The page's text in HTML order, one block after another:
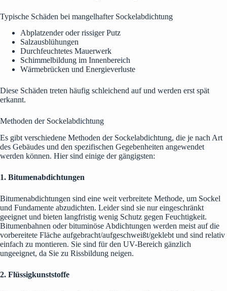
Typische Schäden bei mangelhafter Sockelabdichtung
Abplatzender oder rissiger Putz
Salzausblühungen
Durchfeuchtetes Mauerwerk
Schimmelbildung im Innenbereich
Wärmebrücken und Energieverluste
Diese Schäden treten häufig schleichend auf und werden erst spät
erkannt.
Methoden der Sockelabdichtung
Es gibt verschiedene Methoden der Sockelabdichtung, die je nach Art
des Gebäudes und den spezifischen Gegebenheiten angewendet
werden können. Hier sind einige der gängigsten:
1. Bitumenabdichtungen
Bitumenabdichtungen sind eine weit verbreitete Methode, um Sockel
und Fundamente abzudichten. Leider sind sie nur eingeschränkt
geeignet und bieten langfristig wenig Schutz gegen Feuchtigkeit.
Bitumenbahnen oder bituminöse Abdichtungen werden meist auf die
vorbereitete Fläche aufgebracht/aufgeschweißt/geklebt und sind relativ
einfach zu montieren. Sie sind für den UV-Bereich gänzlich
ungeeignet, da Sie zu Rissbildung neigen.
2. Flüssigkunststoffe